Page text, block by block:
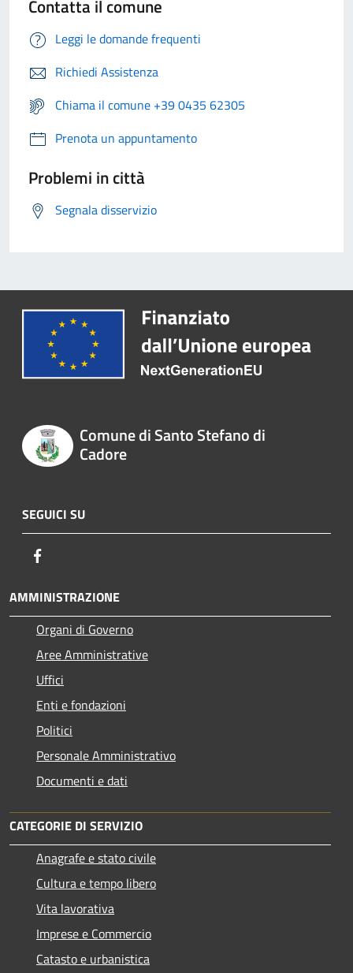
Contatta il comune
Leggi le domande frequenti
Richiedi Assistenza
Chiama il comune +39 0435 62305
Prenota un appuntamento
Problemi in città
Segnala disservizio
Comune di Santo Stefano di
Cadore
SEGUICI SU
AMMINISTRAZIONE
Organi di Governo
Aree Amministrative
Uffici
Enti e fondazioni
Politici
Personale Amministrativo
Documenti e dati
CATEGORIE DI SERVIZIO
Anagrafe e stato civile
Cultura e tempo libero
Vita lavorativa
Imprese e Commercio
Catasto e urbanistica